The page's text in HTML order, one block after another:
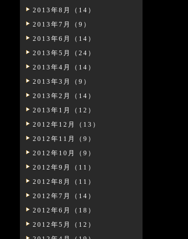
2013年8月（14）
2013年7月（9）
2013年6月（14）
2013年5月（24）
2013年4月（14）
2013年3月（9）
2013年2月（14）
2013年1月（12）
2012年12月（13）
2012年11月（9）
2012年10月（9）
2012年9月（11）
2012年8月（11）
2012年7月（14）
2012年6月（18）
2012年5月（12）